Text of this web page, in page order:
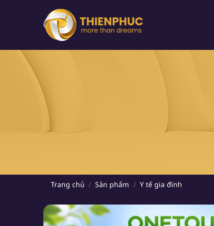
Trang chủ / Sản phẩm / Y tế gia đình